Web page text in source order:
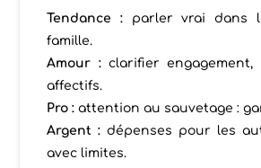
Tendance : parler vrai dans
famille.
Amour :clarifier engagement,
affectifs.
Pro : attention au sauvetage :
Argent : dépenses pour les
avec limites.